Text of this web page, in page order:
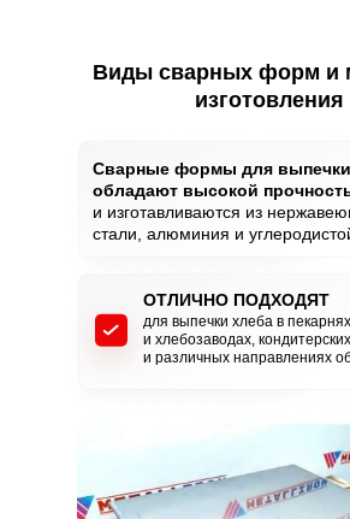
Виды сварных форм и
изготовления
Сварные формы для выпечки
обладают высокой
и изготавливаются из
стали, алюминия и
ОТЛИЧНО ПОДХОДЯТ
для выпечки хлеба в пекарнях
и хлебозаводах,
и различных направлениях